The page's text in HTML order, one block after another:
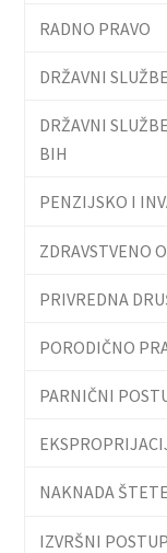
RADNO PRAVO
DRŽAVNI
DRŽAVNI
BIH
PENZIJSKO I
ZDRAVSTVENO
PRIVREDNA
PORODIČNO
PARNIČNI
NAKNADA ŠTETE
IZVRŠNI